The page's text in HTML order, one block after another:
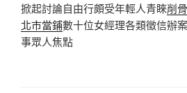
掀起討論自由行頗受年輕人青睞削骨
北市當鋪數十位女經理各類徵信辦案
事眾人焦點